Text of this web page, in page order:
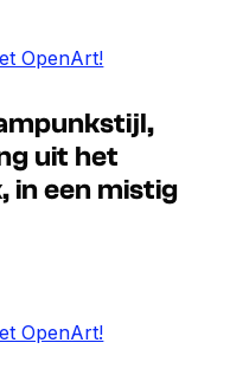
OpenArt!
uit het
in een mistig
OpenArt!